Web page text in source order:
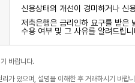
신용상태의 개선이 경미하거나 신
저축은행은 금리인하 요구를 받은
수용 여부 및 그 사유를 알려드립
바랍니다.
가 있으며, 설명을 이해한 후 거래하시기 바랍